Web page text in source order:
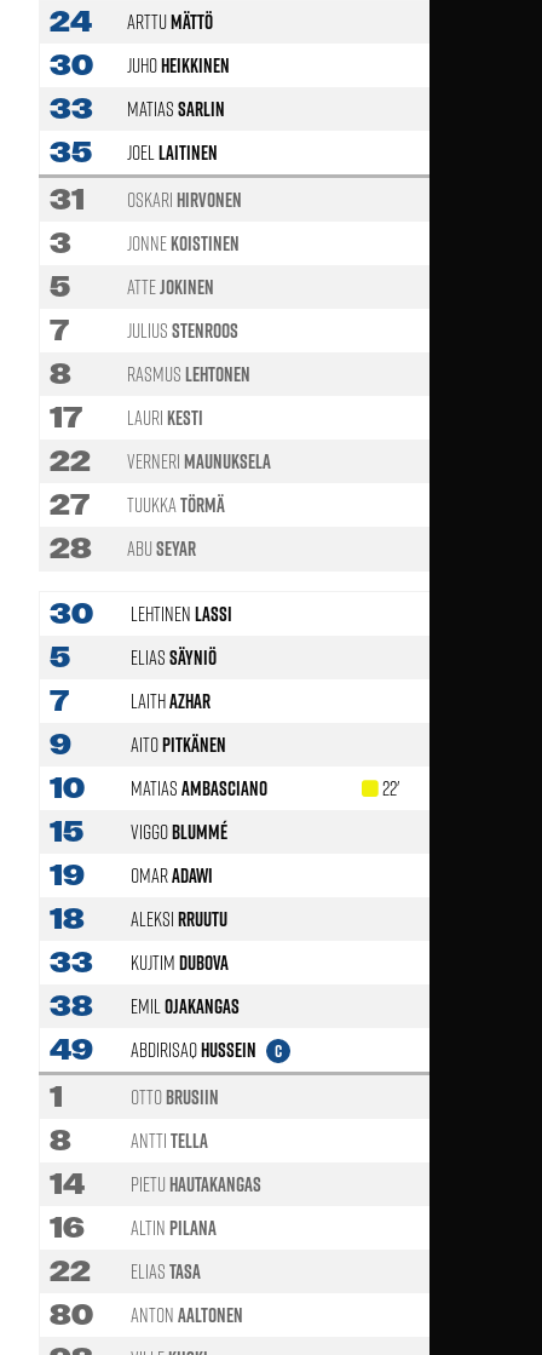
24 ArttuMättö
30 JuhoHeikkinen
33 MatiasSarlin
35 JoelLaitinen
31 OskariHirvonen
3 JonneKoistinen
5 AtteJokinen
7 JuliusStenroos
8 RasmusLehtonen
17 LauriKesti
22 VerneriMaunuksela
27 TuukkaTörmä
28 AbuSeyar
30 LehtinenLassi
5 EliasSäyniö
7 LaithAzhar
9 AitoPitkänen
10 MatiasAmbasciano 22'
15 ViggoBlummé
19 OmarAdawi
18 AleksiRRuutu
33 KujtimDubova
38 EmilOjakangas
49 AbdirisaqHussein C
1 OttoBrusiin
8 AnttiTella
14 PietuHautakangas
16 AltinPilana
22 EliasTasa
80 AntonAaltonen